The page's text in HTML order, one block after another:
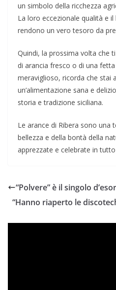
un simbolo della ricchezza
La loro eccezionale qualità e
rendono un vero tesoro da
Quindi, la prossima volta che
di arancia fresco o di una
meraviglioso, ricorda che stai
un’alimentazione sana e
storia e tradizione siciliana.
Le arance di Ribera sono una
bellezza e della bontà della
apprezzate e celebrate in
“Polvere” è il singolo
“Hanno riaperto le